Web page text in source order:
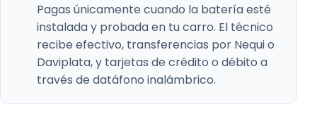
Pagas únicamente cuando la batería esté
instalada y probada en tu carro. El técnico
recibe efectivo, transferencias por Nequi o
Daviplata, y tarjetas de crédito o débito a
través de datáfono inalámbrico.